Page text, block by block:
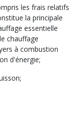
les frais relatifs
la principale
essentielle
chauffage
à combustion
d'énergie;